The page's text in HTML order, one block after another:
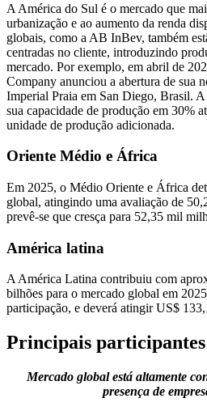
A América do Sul é o mercado que
urbanização e ao aumento da renda
globais, como a AB InBev, também
centradas no cliente, introduzindo
mercado. Por exemplo, em abril de
Company anunciou a abertura de sua
Imperial Praia em San Diego, Brasil. A
sua capacidade de produção em 30%
unidade de produção adicionada.
Oriente Médio e África
Em 2025, o Médio Oriente e África
global, atingindo uma avaliação de
prevê-se que cresça para 52,35 mil
América latina
A América Latina contribuiu com
bilhões para o mercado global em
participação, e deverá atingir US$
Principais
Mercado global está altamente
presença de